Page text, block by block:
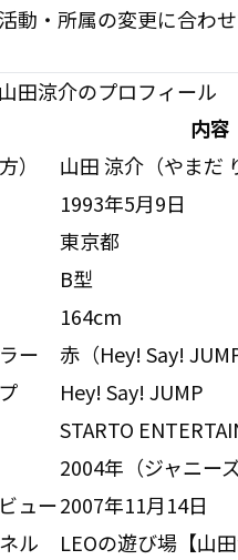
動・所属の変更に合わ
田涼介のプロフィール
内容
）
山田 涼介（やまだ
1993年5月9日
東京都
B型
164cm
ー
赤（Hey! Say!
Hey! Say! JUMP
STARTO
2004年（ジャニー
ュー2007年11月14日
ル
LEOの遊び場【山田